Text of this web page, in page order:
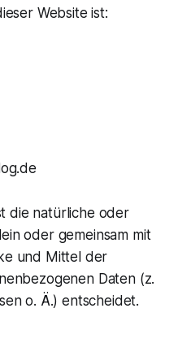
Website ist:
die natürliche oder
oder gemeinsam mit
und Mittel der
Daten (z.
o. Ä.) entscheidet.